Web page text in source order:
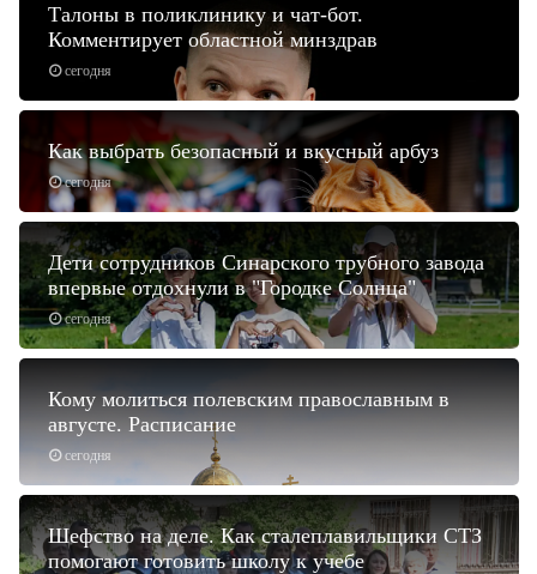
сегодня
Талоны в поликлинику и чат-бот.
Комментирует областной минздрав
сегодня
Как выбрать безопасный и вкусный арбуз
сегодня
Дети сотрудников Синарского трубного завода
впервые отдохнули в "Городке Солнца"
сегодня
Кому молиться полевским православным в
августе. Расписание
Шефство на деле. Как сталеплавильщики СТЗ
помогают готовить школу к учебе